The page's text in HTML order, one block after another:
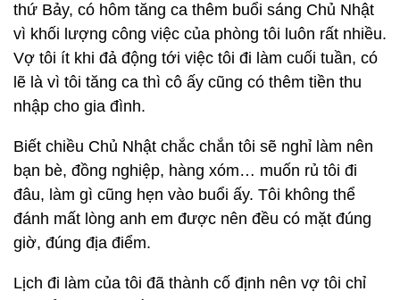
thứ Bảy, có hôm tăng ca thêm buổi sáng Chủ Nhật
vì khối lượng công việc của phòng tôi luôn rất nhiều.
Vợ tôi ít khi đả động tới việc tôi đi làm cuối tuần, có
lẽ là vì tôi tăng ca thì cô ấy cũng có thêm tiền thu
nhập cho gia đình.
Biết chiều Chủ Nhật chắc chắn tôi sẽ nghỉ làm nên
bạn bè, đồng nghiệp, hàng xóm… muốn rủ tôi đi
đâu, làm gì cũng hẹn vào buổi ấy. Tôi không thể
đánh mất lòng anh em được nên đều có mặt đúng
giờ, đúng địa điểm.
Lịch đi làm của tôi đã thành cố định nên vợ tôi chỉ